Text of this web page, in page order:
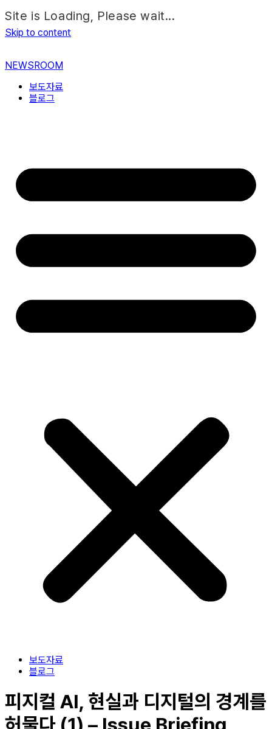
Site is Loading, Please wait...
Skip to content
NEWSROOM
보도자료
블로그
보도자료
블로그
피지컬 AI, 현실과 디지털의 경계를